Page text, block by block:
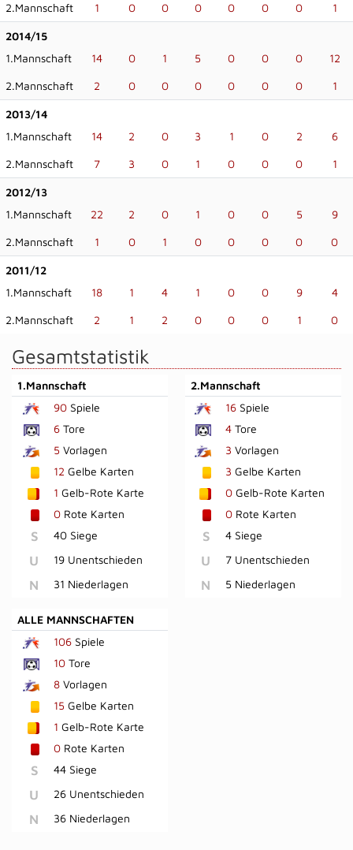
2.Mannschaft 1 0 0 0 0 0 0 1
2014/15
1.Mannschaft
14 0 1 5 0 0 0 12
2.Mannschaft 2 0 0 0 0 0 0 1
2013/14
1.Mannschaft
14 2 0 3 1 0 2 6
2.Mannschaft 7 3 0 1 0 0 0 1
2012/13
1.Mannschaft
22 2 0 1 0 0 5 9
2.Mannschaft 1 0 1 0 0 0 0 0
2011/12
1.Mannschaft
18 1 4 1 0 0 9 4
2.Mannschaft 2 1 2 0 0 0 1 0
Gesamtstatistik
1.Mannschaft
90 Spiele
6 Tore
5 Vorlagen
12 Gelbe Karten
1 Gelb-Rote Karte
0 Rote Karten
S 40 Siege
U 19 Unentschieden
N 31 Niederlagen
2.Mannschaft
16Spiele
4Tore
3 Vorlagen
3 Gelbe Karten
0Gelb-Rote Karten
0Rote Karten
S 4 Siege
U 7 Unentschieden
N 5 Niederlagen
ALLE MANNSCHAFTEN
106 Spiele
10 Tore
8 Vorlagen
15 Gelbe Karten
1 Gelb-Rote Karte
0 Rote Karten
S 44 Siege
U 26 Unentschieden
N 36 Niederlagen